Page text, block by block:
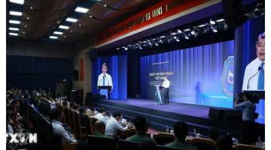
Phụ nữ có thực sự cần dùng sản
phẩm bổ sung collagen?
04/01/2026 01:57
Thực phẩm màu tím - bí quyết trẻ
hóa làn da từ bên trong
03/01/2026 07:27